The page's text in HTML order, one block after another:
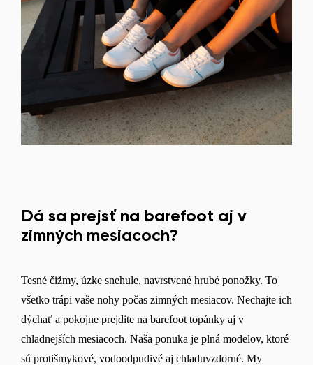
Zmeniť región
Vyberte krajinu dodania
Dá sa prejsť na barefoot aj v
zimných mesiacoch?
Tesné čižmy, úzke snehule, navrstvené hrubé ponožky. To
všetko trápi vaše nohy počas zimných mesiacov. Nechajte ich
dýchať a pokojne prejdite na barefoot topánky aj v
chladnejších mesiacoch. Naša ponuka je plná modelov, ktoré
sú protišmykové, vodoodpudivé aj chladuvzdorné. My